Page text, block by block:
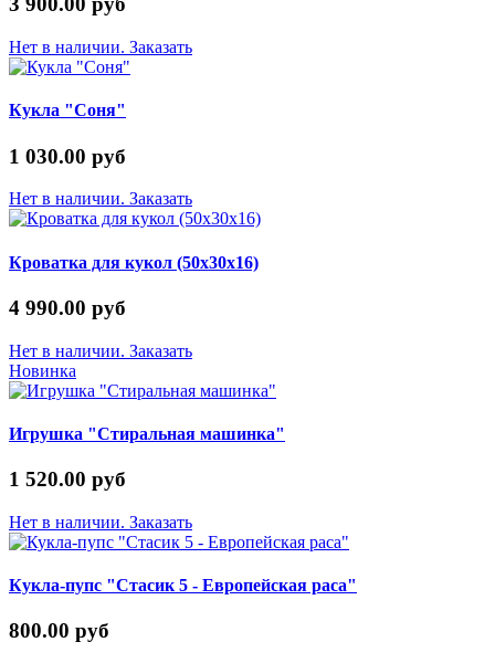
Нет в наличии. Заказать
Кукла "Соня"
1 030.00 руб
Нет в наличии. Заказать
Кроватка для кукол (50х30х16)
4 990.00 руб
Нет в наличии. Заказать
Новинка
Игрушка "Стиральная машинка"
1 520.00 руб
Нет в наличии. Заказать
Кукла-пупс "Стасик 5 - Европейская раса"
800.00 руб